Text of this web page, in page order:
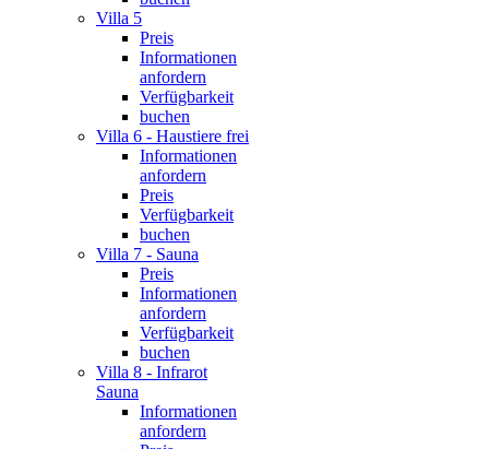
Villa 5
Preis
Informationen
anfordern
Verfügbarkeit
buchen
Villa 6 - Haustiere frei
Informationen
anfordern
Preis
Verfügbarkeit
buchen
Villa 7 - Sauna
Preis
Informationen
anfordern
Verfügbarkeit
buchen
Villa 8 - Infrarot
Sauna
Informationen
anfordern